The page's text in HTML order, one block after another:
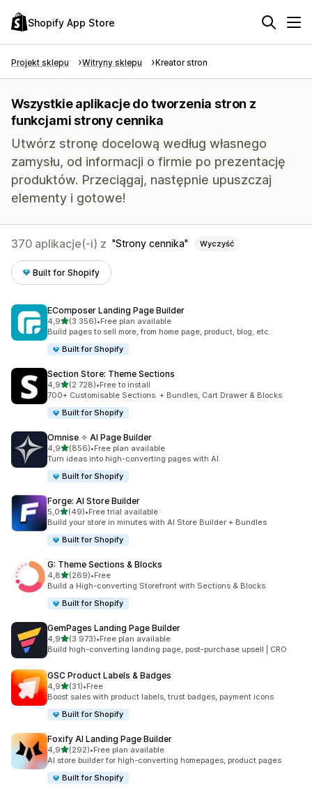
Shopify App Store
Projekt sklepu Witryny sklepu Kreator stron
Wszystkie aplikacje do tworzenia stron z
funkcjami strony cennika
Utwórz stronę docelową według własnego
zamysłu, od informacji o firmie po prezentację
produktów. Przeciągaj, następnie upuszczaj
elementy i gotowe!
370 aplikacje(-i) z Strony cennika Wyczyść
Built for Shopify
EComposer Landing Page Builder
4,9na 5 gwiazdek
(3 356)
Łączna liczba recenzji: 3356
•Free plan available
Build pages to sell more, from home page, product, blog, etc.
Built for Shopify
Section Store: Theme Sections
4,9na 5 gwiazdek
(2 728)
Łączna liczba recenzji: 2728
•Free to install
700+ Customisable Sections. + Bundles, Cart Drawer & Blocks
Built for Shopify
Omnise ✧ AI Page Builder
4,9na 5 gwiazdek
(856)
Łączna liczba recenzji: 856
•Free plan available
Turn ideas into high-converting pages with AI.
Built for Shopify
Forge: AI Store Builder
5,0na 5 gwiazdek
(49)
Łączna liczba recenzji: 49
•Free trial available
Build your store in minutes with AI Store Builder + Bundles
Built for Shopify
G: Theme Sections & Blocks
4,8na 5 gwiazdek
(269)
Łączna liczba recenzji: 269
•Free
Build a High-converting Storefront with Sections & Blocks
Built for Shopify
GemPages Landing Page Builder
4,9na 5 gwiazdek
(3 973)
Łączna liczba recenzji: 3973
•Free plan available
Build high-converting landing page, post-purchase upsell | CRO
GSC Product Labels & Badges
4,9na 5 gwiazdek
(31)
Łączna liczba recenzji: 31
•Free
Boost sales with product labels, trust badges, payment icons
Built for Shopify
Foxify AI Landing Page Builder
4,9na 5 gwiazdek
(292)
Łączna liczba recenzji: 292
•Free plan available
AI store builder for high-converting homepages, product pages
Built for Shopify